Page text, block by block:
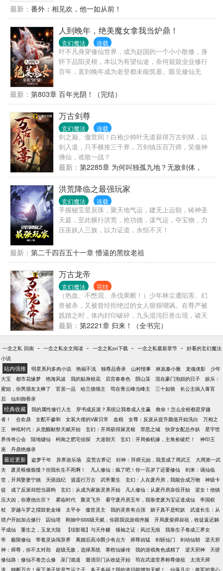
佛。微微一笑道：我为天帝，谁赞成，谁反对？
最新： 番外：相见欢，他一如从前！
人到晚年，绝美魔女拿我当炉鼎！
玄幻魔法 连载
叶不凡身穿修仙世界，成为赵国的一个小小散修，身
怀下品阳灵根，本以为有望仙途，奈何兢兢业业修行
百年，直到晚年成为老登都未能筑基。眼见修仙无
年。没曾想，被天魔教绝美魔女抓走当炉鼎。还让他
修炼减寿魔功。叶不凡麻了。好在觉醒负面逆转系
统。能够转负为正，逆转任何功法、法术、丹药的副
作用。突破筑基后，绝美魔女看着功法，再看看叶不
凡一头乌黑亮发，陷入了迷茫。天魔老祖：“叶不凡，
天魔功副作用很大，需每日承受蚀骨之痛，且越修越
慢……什么？你修炼起来很爽，越练越快？！这不科
学！”天机神算：“测算推演之道，逆天而行，每次测算
都会折寿，遭受天谴……什么？你寿命怎么无限了？
破境界就降低资质的魔功不要修炼……什么？你资质
怎么涨到仙体了？！”专修魔功，一年化神，十年大
乘，百年成仙。
最新： 第803章 百年光阴！（完结）
万古剑尊
玄幻魔法 连载
剑之巅、傲世间！白袍少帅叶无道获得万古剑狱，以
剑入道，只手横推三千界，万剑镇压百万师，笑傲神
佛仙，谁敢一战？
最新： 第2285章 为何叫独孤九地？无敌剑体，
开！
洪荒降临之最强玩家
玄幻魔法 连载
手握秘宝星辰珠，聚天地气运，建无上运朝，铸神圣
天庭，至此横行洪荒，抢功德，谋气运，夺宝物，力
压巫妖人三族，以力证道，永恒不灭！
最新： 第二千四百五十一章 懵逼的黑纹老祖
万古龙帝
玄幻魔法 完结
（热血、不憋屈、杀伐果断！）少年林尘遭陷害、幻
兽被杀，又被曾经拒绝过的女人狠狠嘲讽。在尊严被
践踏之时，体内封印破碎，九头混沌巨兽出现，诸天
神佛为之颤抖！至此，大帝在我面前，也不过蝼蚁，
我为龙帝，万界无敌！
最新： 第2221章 归来！（全书完）
一念之私 回南 - 一念之私全文阅读 - 一念之私txt下载 - 一念之私最新章节 - 好看的玄幻魔法
小说
站内强推 明星系列多肉小说 艳福不浅 独尊品香录 山村情事 林岚秦小雅 龙魂侠影
少年
大宝
都市花缘梦 艳海风波 我的贴身校花 后宫春春色 阴山箓 混在豪门泡妞的日子
娱乐：
蜜姐，你男朋友太棒了
官居一品 哈兰德领主 苟在青云峰当峰主 三十如狼
长公主病入膏肓
后
仙剑御香录
经典收藏 我的属性修行人生 穿书成反派？系统让我卷成人生赢
救命！怎么全校都是穿越
者！
合欢鼎 女配不掺和 女装大佬的V家日常 血税 女尊：反派从提升颜值开始洗白
万相之
王
神袛时代：从觉醒献祭天赋开始 玄幻：开局获得屎灵根 罪恶之城 快穿女配总作妖
星宇世
界传奇公会
陆地键仙 柯南之肥宅侦探 大道朝天 玄幻：开局偷机缘，主角捡破烂！
神印王
座
丹鼎艳修录
最近更新 盗梦千年 异界游乐场 蛮荒古界记 封神：拜师元始，我竟成了周武王
大周第一武
夫
废灵根修炼慢？但我长生不死啊！ 凡人修仙：疯了吧！你一百岁了还要修仙
剑来：谪仙临
世，开局娶妻宁姚
天骄战纪 逍遥行万古 武帝重生 玄幻：人在废丹房，我能合成万物
神级卡
徒
成了反派却想当舔狗 玄幻：从成为家族灵兽开始 凡人修仙：从废丹房杂役开始
逆女！他镇
压大凶，你逐他出宗？
雾临时代 聚灵飞升 看守废丹房五年，我靠变废为宝证道成仙
帝国权
杖
穿越斗罗之擂鼓瓮金锤 太平令 傲世灵主 我的灵兽有点强 娘子真不是蛇妖
武道长生：从
猎户开始加点修行
囚仙塔 刚抽中SSS级天赋，你跟我说游戏停服
开局废柴师叔祖，收徒返还躺
平成仙
重生之，玉龙大陆 【综影视】与天作赌 领袖之证：风过无痕
我靠生子卷成三界女
帝
极限修仙 带着灵诀闯异界 离婚后高冷爵少有点方 师尊凶猛 剑斩仙门 剑动仙朝
逆天邪
神：师尊，你不太对劲
超级无敌，选择系统 寒棺仙缘传 我的游戏角色成精了 逆天邪神
天骄
修仙路：修仙不卷怎么修
巫门诡道 最强宗门从收徒开始 苟在武道世界称尊做祖
太清天师
道
独断万古！座下弟子皆是气运之子 多子多福？我的道侣能增加天赋！ 仙落凡尘：将军的掌心